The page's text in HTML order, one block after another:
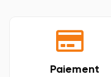
Paiement